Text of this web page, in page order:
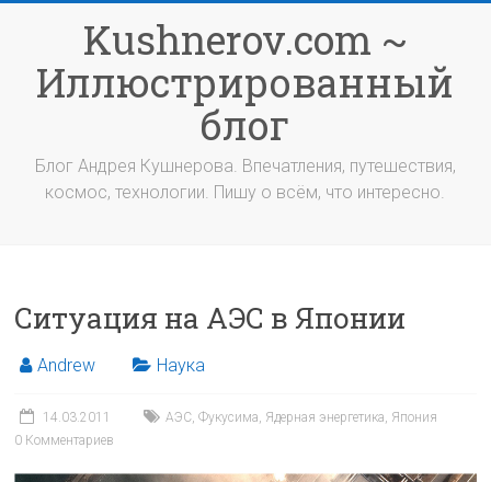
содержимомуKushnerov.com ~
Иллюстрированный
блог
Блог Андрея Кушнерова. Впечатления, путешествия,
космос, технологии. Пишу о всём, что интересно.
Ситуация на АЭС в Японии
Andrew Наука
14.03.2011 АЭС,Фукусима, Ядерная энергетика, Япония
0 Комментариев